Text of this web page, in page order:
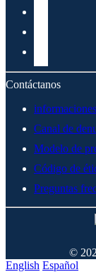
Contáctanos
Canal de
Modelo de
Código de
Preguntas
©
English Español